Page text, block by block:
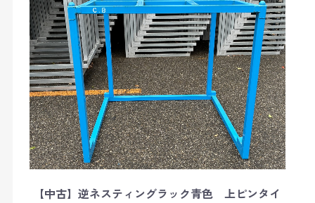
【中古】逆ネスティングラック青色 上ピンタイ